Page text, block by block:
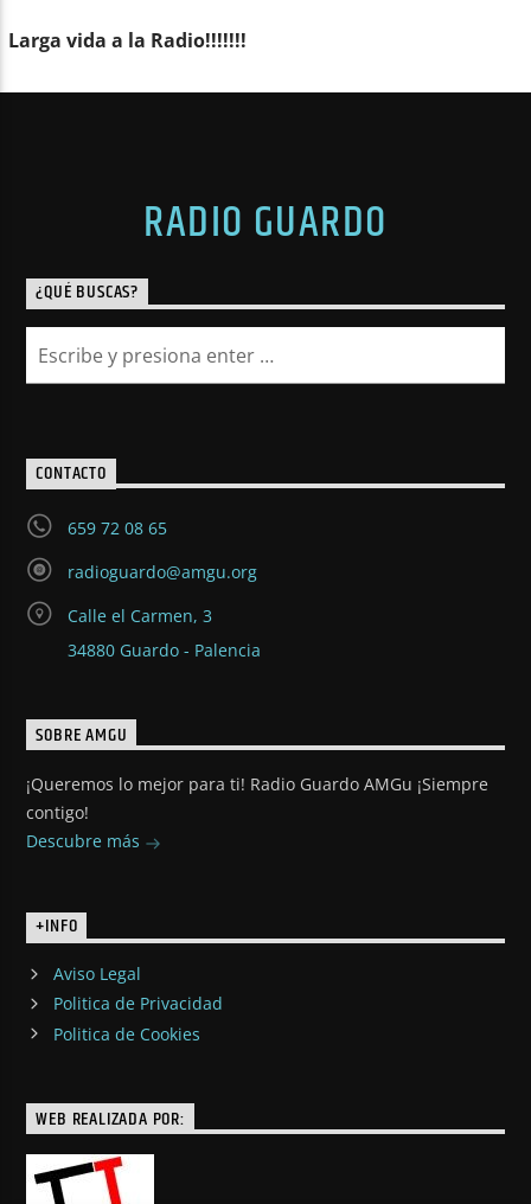
Larga vida a la Radio!!!!!!!
RADIO GUARDO
¿QUÉ BUSCAS?
CONTACTO
659 72 08 65
radioguardo@amgu.org
Calle el Carmen, 3
34880 Guardo - Palencia
SOBRE AMGU
¡Queremos lo mejor para ti! Radio Guardo AMGu ¡Siempre
contigo!
Descubre más
+INFO
Aviso Legal
Politica de Privacidad
Politica de Cookies
WEB REALIZADA POR: